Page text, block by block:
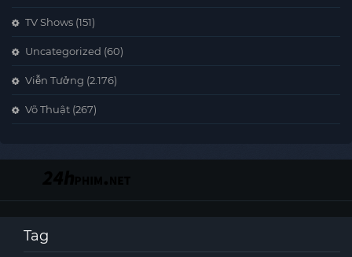
TV Shows (151)
Uncategorized (60)
Viễn Tưởng (2.176)
Võ Thuật (267)
Tag